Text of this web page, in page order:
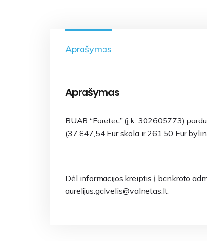
Aprašymas
Aprašymas
BUAB “Foretec” (į.k. 302605773)
(37.847,54 Eur skola ir 261,50 Eur
Dėl informacijos kreiptis į bankroto
aurelijus.galvelis@valnetas.lt.